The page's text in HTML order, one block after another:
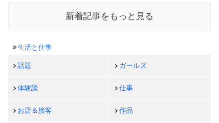
新着記事をもっと見る
生活と仕事
話題 ガールズ
体験談 仕事
お店＆接客 作品